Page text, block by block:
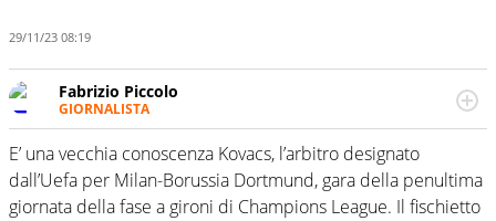
29/11/23 08:19
Fabrizio Piccolo
GIORNALISTA
Nella sua carriera ha seguito numerose manifestazioni
sportive e collaborato con agenzie e testate. Esperienza,
competenza, conoscenza e memoria storica. Si occupa
prevalentemente di calcio
E’ una vecchia conoscenza Kovacs, l’arbitro designato
dall’Uefa per Milan-Borussia Dortmund, gara della penultima
giornata della fase a gironi di Champions League. Il fischietto